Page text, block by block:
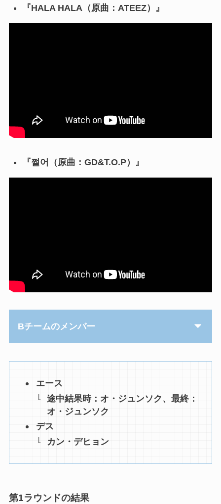
『HALA HALA（原曲：ATEEZ）』
『쩔어（原曲：GD&T.O.P）』
Bチームのメンバー
エース
途中結果時：オ・ジュンソク、最終：
オ・ジュンソク
デス
カン・デヒョン
第1ラウンドの結果